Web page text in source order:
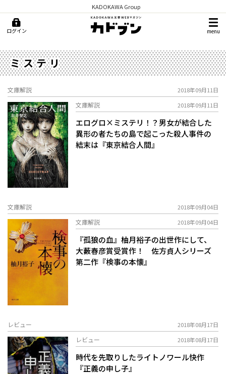
KADOKAWA Group
ログイン menu
ミステリ
文庫解説 2018年09月11日
文庫解説 2018年09月11日
エログロ×ミステリ！？男女が結合した
異形の者たちの島で起こった殺人事件の
結末は――『東京結合人間』
文庫解説 2018年09月04日
文庫解説 2018年09月04日
『孤狼の血』柚月裕子の出世作にして、
大藪春彦賞受賞作！ 佐方貞人シリーズ
第二作『検事の本懐』
レビュー 2018年08月17日
レビュー 2018年08月17日
時代を先取りしたライトノワール快作
『正義の申し子』